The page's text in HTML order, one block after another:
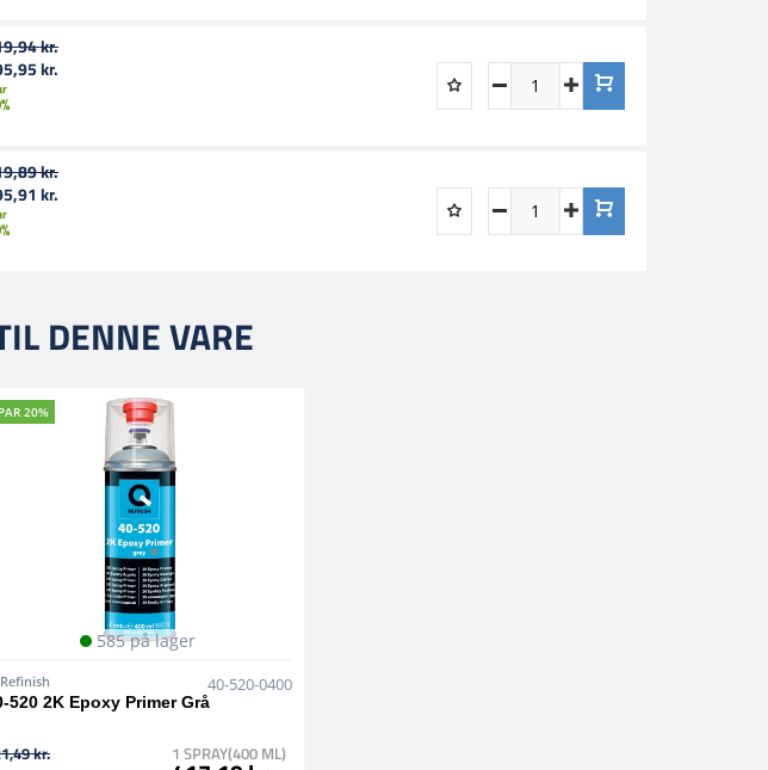
kr.
kr.
kr.
kr.
DENNE VARE
20%
585 på lager
40-520-0400
520 2K Epoxy Primer Grå
kr. 1 SPRAY(400 ML)